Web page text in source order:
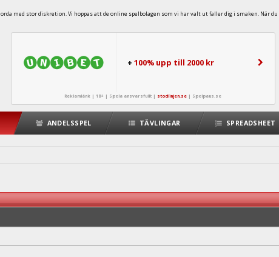
med stor diskretion. Vi hoppas att de online spelbolagen som vi har valt ut faller dig i smaken. När
+ 100% upp till 2000 kr
Reklamlänk | 18+ | Spela ansvarsfullt | stodlinjen.se | Spelpaus.se
ANDELSSPEL TÄVLINGAR SPREADSHEET